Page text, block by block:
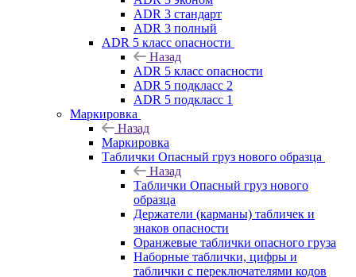
ADR 3 стандарт
ADR 3 полный
ADR 5 класс опасности
Назад
ADR 5 класс опасности
ADR 5 подкласс 2
ADR 5 подкласс 1
Маркировка
Назад
Маркировка
Таблички Опасный груз нового образца
Назад
Таблички Опасный груз нового
образца
Держатели (карманы) табличек и
знаков опасности
Оранжевые таблички опасного груза
Наборные таблички, цифры и
таблички с переключателями кодов